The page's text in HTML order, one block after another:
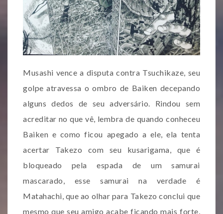
Musashi vence a disputa contra Tsuchikaze, seu
golpe atravessa o ombro de Baiken decepando
alguns dedos de seu adversário. Rindou sem
acreditar no que vê, lembra de quando conheceu
Baiken e como ficou apegado a ele, ela tenta
acertar Takezo com seu kusarigama, que é
bloqueado pela espada de um samurai
mascarado, esse samurai na verdade é
Matahachi, que ao olhar para Takezo conclui que
mesmo que seu amigo acabe ficando mais forte,